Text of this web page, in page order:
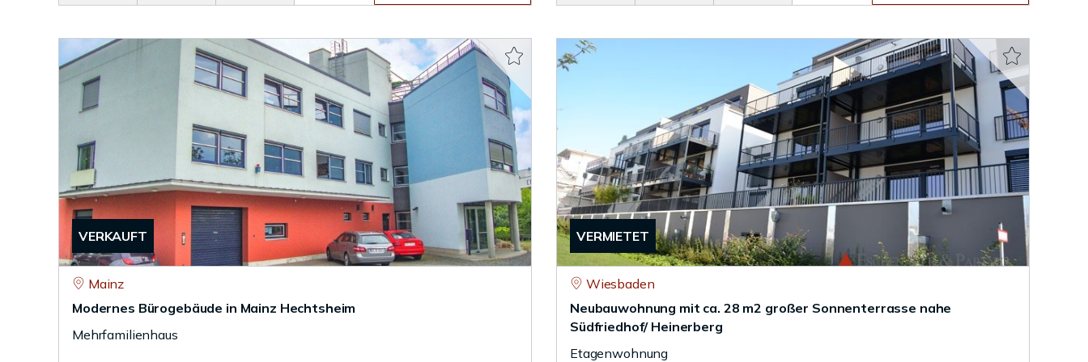
VERKAUFT
Mainz
Modernes Bürogebäude in Mainz Hechtsheim
Mehrfamilienhaus
VERMIETET
Wiesbaden
Neubauwohnung mit ca. 28 m2 großer Sonnenterrasse nahe
Südfriedhof/ Heinerberg
Etagenwohnung